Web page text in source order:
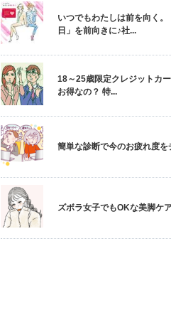
いつでもわたしは前を向く。
日」を前向きに♪社...
18～25歳限定クレジットカ
お得なの？ 特...
簡単な診断で今のお疲れ度を
ズボラ女子でもOKな美脚ケ